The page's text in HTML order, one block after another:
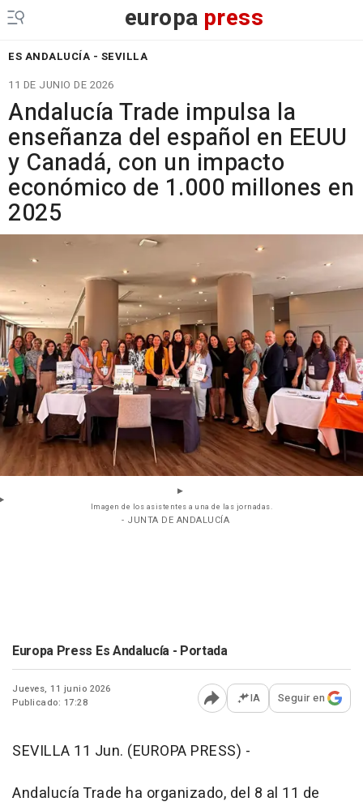
europa press
ES ANDALUCÍA - SEVILLA
11 DE JUNIO DE 2026
Andalucía Trade impulsa la
enseñanza del español en EEUU
y Canadá, con un impacto
económico de 1.000 millones en
2025
Imagen de los asistentes a una de las jornadas.
- JUNTA DE ANDALUCÍA
Europa Press Es Andalucía - Portada
Jueves, 11 junio 2026
Publicado: 17:28
Abrir opciones para
IA Seguir en
SEVILLA 11 Jun. (EUROPA PRESS) -
Andalucía Trade ha organizado, del 8 al 11 de